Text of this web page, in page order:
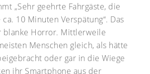
„Sehr geehrte Fahrgäste, die
10 Minuten Verspätung“. Das
blanke Horror. Mittlerweile
Menschen gleich, als hätte
oder gar in die Wiege
ihr Smartphone aus der